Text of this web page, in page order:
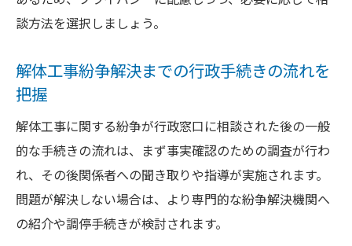
談方法を選択しましょう。
解体工事紛争解決までの行政手続きの流れを
把握
解体工事に関する紛争が行政窓口に相談された後の一般
的な手続きの流れは、まず事実確認のための調査が行わ
れ、その後関係者への聞き取りや指導が実施されます。
問題が解決しない場合は、より専門的な紛争解決機関へ
の紹介や調停手続きが検討されます。